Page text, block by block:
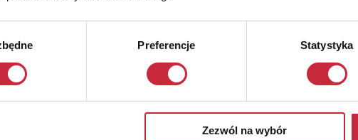
Preferencje Statystyka
Zezwól na wybór